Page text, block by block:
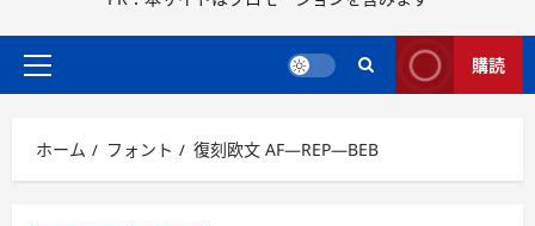
ス
ッ
メ
メ
ニ
購読
ホーム フォント 復刻欧文 AF―REP―BEB